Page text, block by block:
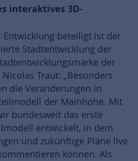
interaktives 3D-
Entwicklung beteiligt ist der
Stadtentwicklung der
der
Traut: „Besonders
die Veränderungen in
der Mainhöhe. Mit
bundesweit das erste
entwickelt, in dem
und zukünftige Pläne live
können. Als